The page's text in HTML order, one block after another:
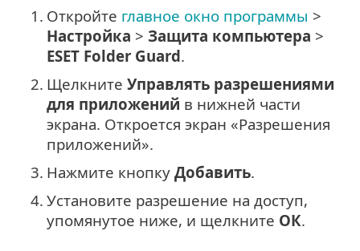
1. Откройте главное окно программы >
Настройка > Защита компьютера >
ESET Folder Guard.
2. Щелкните Управлять разрешениями
для приложений в нижней части
экрана. Откроется экран «Разрешения
приложений».
3. Нажмите кнопку Добавить.
4. Установите разрешение на доступ,
упомянутое ниже, и щелкните ОК.